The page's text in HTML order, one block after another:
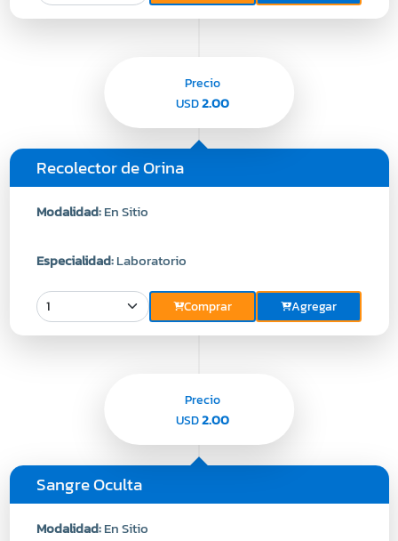
Recolector de Orina
Modalidad:En Sitio
Especialidad:Laboratorio
Comprar Agregar
Precio
USD2.00
Sangre Oculta
Modalidad:En Sitio
Precio
USD2.00